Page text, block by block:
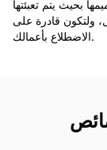
بحيث يتم تعبئتها
ولتكون قادرة على
الاضطلاع بأعمالك.